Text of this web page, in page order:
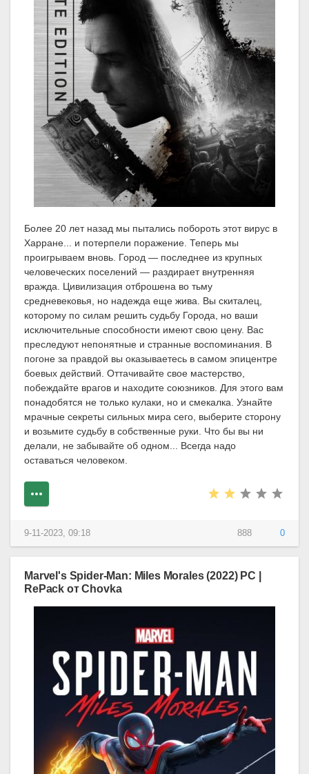
Более 20 лет назад мы пытались побороть этот вирус в
Харране... и потерпели поражение. Теперь мы
проигрываем вновь. Город — последнее из крупных
человеческих поселений — раздирает внутренняя
вражда. Цивилизация отброшена во тьму
средневековья, но надежда еще жива. Вы скиталец,
которому по силам решить судьбу Города, но ваши
исключительные способности имеют свою цену. Вас
преследуют непонятные и странные воспоминания. В
погоне за правдой вы оказываетесь в самом эпицентре
боевых действий. Оттачивайте свое мастерство,
побеждайте врагов и находите союзников. Для этого вам
понадобятся не только кулаки, но и смекалка. Узнайте
мрачные секреты сильных мира сего, выберите сторону
и возьмите судьбу в собственные руки. Что бы вы ни
делали, не забывайте об одном... Всегда надо
оставаться человеком.
888 0
9-11-2023, 09:18
Marvel's Spider-Man: Miles Morales (2022) PC |
RePack от Chovka